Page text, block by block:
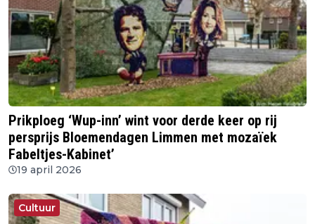
Prikploeg ‘Wup-inn’ wint voor derde keer op rij
persprijs Bloemendagen Limmen met mozaïek
Fabeltjes-Kabinet’
19 april 2026
Cultuur